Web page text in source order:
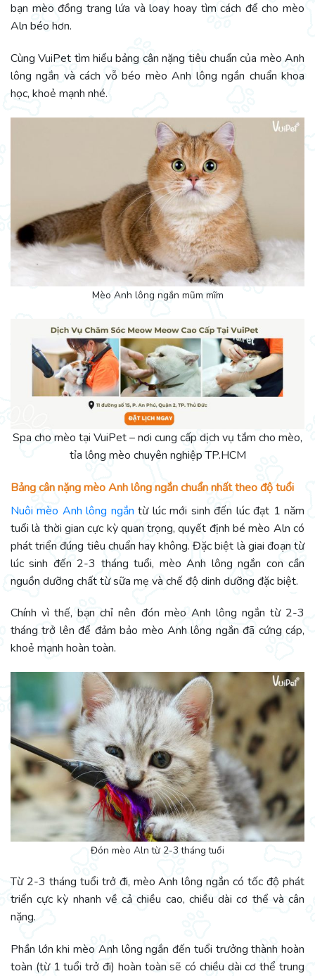
bạn mèo đồng trang lứa và loay hoay tìm cách để cho mèo
Aln béo hơn.
Cùng VuiPet tìm hiểu bảng cân nặng tiêu chuẩn của mèo Anh
lông ngắn và cách vỗ béo mèo Anh lông ngắn chuẩn khoa
học, khoẻ mạnh nhé.
Mèo Anh lông ngắn mũm mĩm
Spa cho mèo tại VuiPet – nơi cung cấp dịch vụ tắm cho mèo,
tỉa lông mèo chuyên nghiệp TP.HCM
Bảng cân nặng mèo Anh lông ngắn chuẩn nhất theo độ tuổi
Nuôi mèo Anh lông ngắn từ lúc mới sinh đến lúc đạt 1 năm
tuổi là thời gian cực kỳ quan trọng, quyết định bé mèo Aln có
phát triển đúng tiêu chuẩn hay không. Đặc biệt là giai đoạn từ
lúc sinh đến 2-3 tháng tuổi, mèo Anh lông ngắn con cần
nguồn dưỡng chất từ sữa mẹ và chế độ dinh dưỡng đặc biệt.
Chính vì thế, bạn chỉ nên đón mèo Anh lông ngắn từ 2-3
tháng trở lên để đảm bảo mèo Anh lông ngắn đã cứng cáp,
khoẻ mạnh hoàn toàn.
Đón mèo Aln từ 2-3 tháng tuổi
Từ 2-3 tháng tuổi trở đi, mèo Anh lông ngắn có tốc độ phát
triển cực kỳ nhanh về cả chiều cao, chiều dài cơ thể và cân
nặng.
Phần lớn khi mèo Anh lông ngắn đến tuổi trưởng thành hoàn
toàn (từ 1 tuổi trở đi) hoàn toàn sẽ có chiều dài cơ thể trung